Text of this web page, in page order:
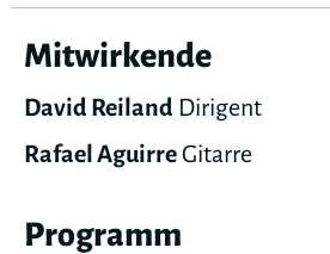
Mitwirkende
David Reiland Dirigent
Rafael AguirreGitarre
Programm